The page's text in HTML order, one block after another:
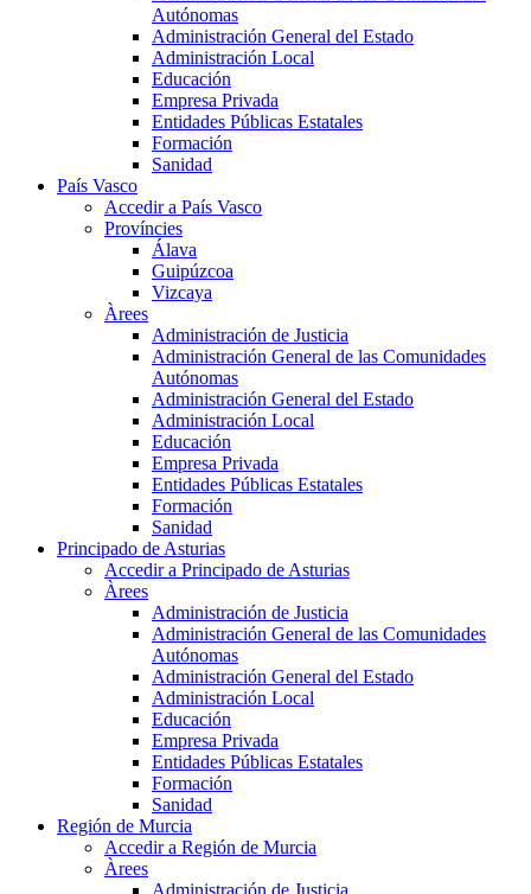
Autónomas
Administración General del Estado
Administración Local
Educación
Empresa Privada
Entidades Públicas Estatales
Formación
Sanidad
País Vasco
Accedir a País Vasco
Províncies
Álava
Guipúzcoa
Vizcaya
Àrees
Administración de Justicia
Administración General de las Comunidades
Autónomas
Administración General del Estado
Administración Local
Educación
Empresa Privada
Entidades Públicas Estatales
Formación
Sanidad
Principado de Asturias
Accedir a Principado de Asturias
Àrees
Administración de Justicia
Administración General de las Comunidades
Autónomas
Administración General del Estado
Administración Local
Educación
Empresa Privada
Entidades Públicas Estatales
Formación
Sanidad
Región de Murcia
Accedir a Región de Murcia
Àrees